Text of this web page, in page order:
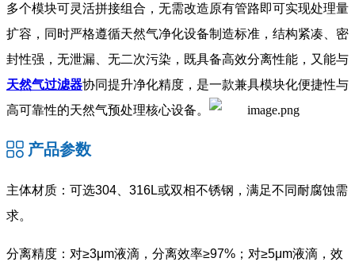
多个模块可灵活拼接组合，无需改造原有管路即可实现处理量
扩容，同时严格遵循天然气净化设备制造标准，结构紧凑、密
封性强，无泄漏、无二次污染，既具备高效分离性能，又能与
天然气过滤器协同提升净化精度，是一款兼具模块化便捷性与
高可靠性的天然气预处理核心设备。
产品参数
主体材质：可选304、316L或双相不锈钢，满足不同耐腐蚀需
求。
分离精度：对≥3μm液滴，分离效率≥97%；对≥5μm液滴，效